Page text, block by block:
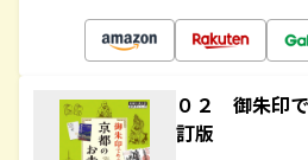
０２ 御朱印
訂版